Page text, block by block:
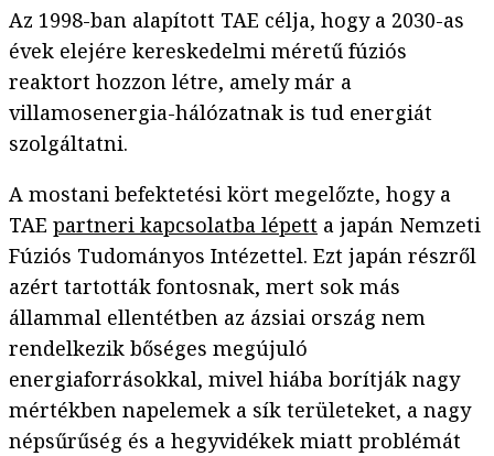
Az 1998-ban alapított TAE célja, hogy a 2030-as
évek elejére kereskedelmi méretű fúziós
reaktort hozzon létre, amely már a
villamosenergia-hálózatnak is tud energiát
szolgáltatni.
A mostani befektetési kört megelőzte, hogy a
TAE partneri kapcsolatba lépett a japán Nemzeti
Fúziós Tudományos Intézettel. Ezt japán részről
azért tartották fontosnak, mert sok más
állammal ellentétben az ázsiai ország nem
rendelkezik bőséges megújuló
energiaforrásokkal, mivel hiába borítják nagy
mértékben napelemek a sík területeket, a nagy
népsűrűség és a hegyvidékek miatt problémát